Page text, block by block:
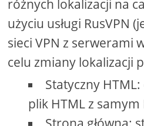
różnych lokalizacji na
użyciu usługi RusVPN
sieci VPN z serwerami
celu zmiany lokalizacji
Statyczny
plik HTML z samym